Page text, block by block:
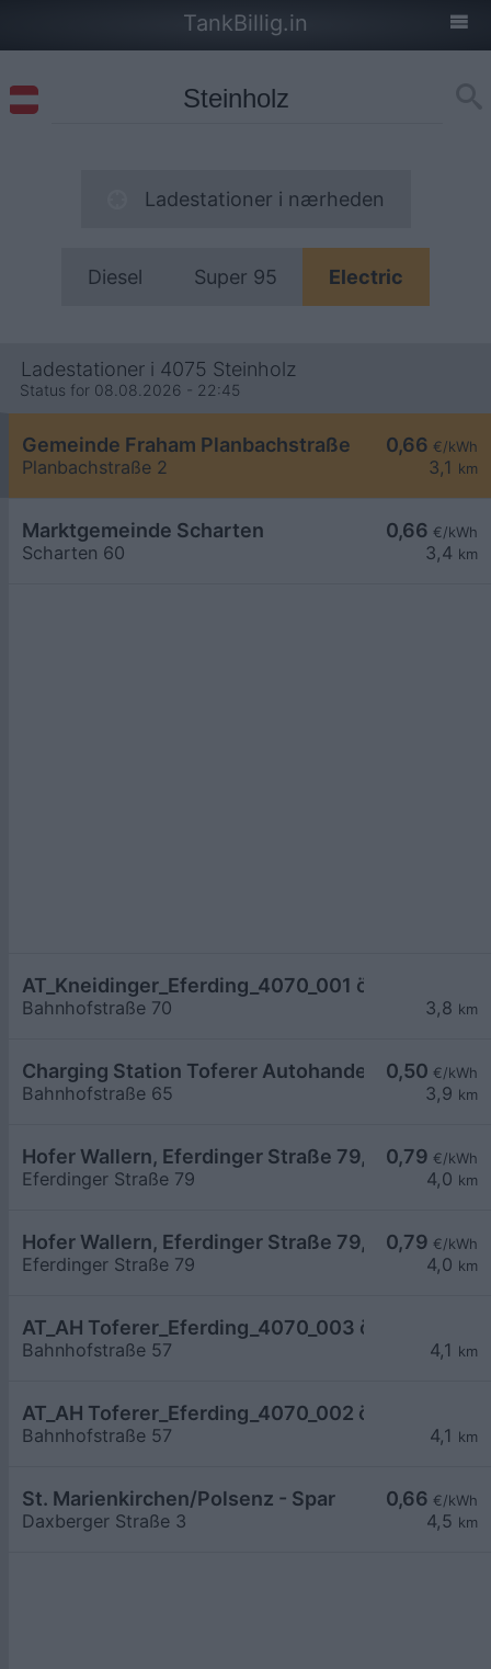
TankBillig.in
Ladestationer i nærheden
Diesel Super 95 Electric
Ladestationer i 4075 Steinholz
Status for 08.08.2026 - 22:45
0,66 €/kWh
3,1 km
Gemeinde Fraham Planbachstraße
Planbachstraße 2
0,66 €/kWh
3,4 km
Marktgemeinde Scharten
Scharten 60
3,8 km
AT_Kneidinger_Eferding_4070_001 öffentlich
Bahnhofstraße 70
0,50 €/kWh
3,9 km
Charging Station Toferer Autohandel und Service
Bahnhofstraße 65
0,79 €/kWh
4,0 km
Hofer Wallern, Eferdinger Straße 79, 02
Eferdinger Straße 79
0,79 €/kWh
4,0 km
Hofer Wallern, Eferdinger Straße 79, 01
Eferdinger Straße 79
4,1 km
AT_AH Toferer_Eferding_4070_003 öffentlich
Bahnhofstraße 57
4,1 km
AT_AH Toferer_Eferding_4070_002 öffentlich
Bahnhofstraße 57
0,66 €/kWh
4,5 km
St. Marienkirchen/Polsenz - Spar
Daxberger Straße 3